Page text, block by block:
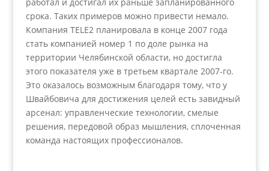
срока. Таких примеров можно привести немало.
Компания TELE2 планировала в конце 2007 года
стать компанией номер 1 по доле рынка на
территории Челябинской области, но достигла
этого показателя уже в третьем квартале 2007-го.
Это оказалось возможным благодаря тому, что у
Швайбовича для достижения целей есть завидный
арсенал: управленческие технологии, смелые
решения, передовой образ мышления, сплоченная
команда настоящих профессионалов.